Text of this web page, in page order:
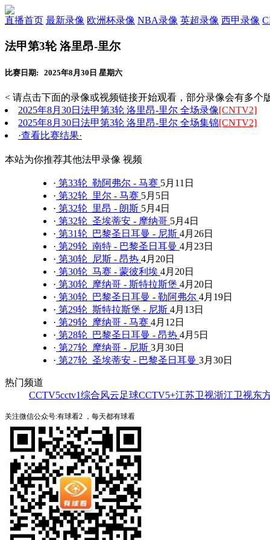
直播首页 最新录像 欧洲杯录像 NBA录像 英超录像 西甲录像
法甲第3轮 洛里昂-里尔
比赛日期: 2025年8月30日 星期六
< 请点击下面的录像或视频链接开始观看，部分录像会有多个
2025年8月30日法甲第3轮 洛里昂-里尔 全场录像[CNTV2]
2025年8月30日法甲第3轮 洛里昂-里尔 全场集锦[CNTV2]
·查看比赛结果·
本站为你推荐其他法甲录像 视频
· 第33轮 勒阿弗尔 - 马赛 5月11日
· 第32轮 里尔 - 马赛 5月5日
· 第32轮 里昂 - 朗斯 5月4日
· 第32轮 圣埃蒂安 - 摩纳哥 5月4日
· 第31轮 巴黎圣日耳曼 - 尼斯 4月26日
· 第29轮 南特 - 巴黎圣日耳曼 4月23日
· 第30轮 尼斯 - 昂热 4月20日
· 第30轮 马赛 - 蒙彼利埃 4月20日
· 第30轮 摩纳哥 - 斯特拉斯堡 4月20日
· 第30轮 巴黎圣日耳曼 - 勒阿弗尔 4月19日
· 第29轮 斯特拉斯堡 - 尼斯 4月13日
· 第29轮 摩纳哥 - 马赛 4月12日
· 第28轮 巴黎圣日耳曼 - 昂热 4月5日
· 第27轮 摩纳哥 - 尼斯 3月30日
· 第27轮 圣埃蒂安 - 巴黎圣日耳曼 3月30日
热门频道
CCTV5cctv1综合风云足球CCTV5+江苏卫视浙江卫视东
关注微信公众号:有球看2 ，每天都有球看